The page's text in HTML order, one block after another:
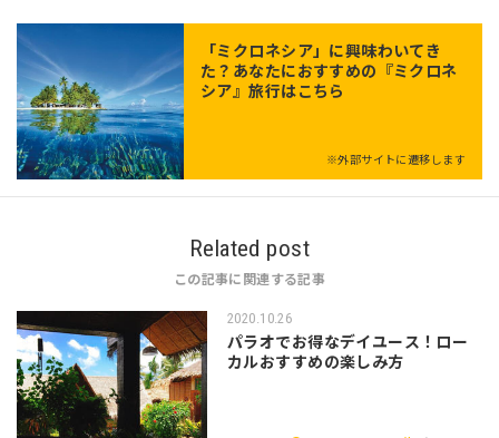
「ミクロネシア」に興味わいてき
た？あなたにおすすめの『ミクロネ
シア』旅行はこちら
※外部サイトに遷移します
Related post
この記事に関連する記事
2020.10.26
パラオでお得なデイユース！ロー
カルおすすめの楽しみ方